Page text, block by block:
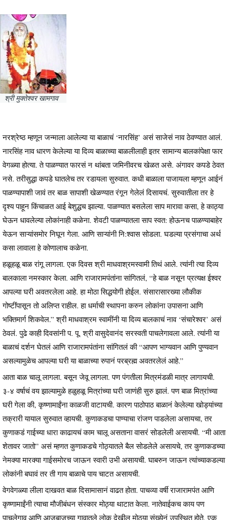
श्री मुक्तेश्वर खामगाव
नरश्रेष्ठ म्हणून जन्माला आलेल्या या बाळाचं ‘नारसिंह’ असं साजेसं नाव ठेवण्यात आलं.
नारसिंह नाव धारण केलेल्या या दिव्य बाळाच्या बाळलीलाही इतर सामान्य बालकांपेक्षा फार
वेगळ्या होत्या. ते पाळण्यात फारसं न थांबता जमिनीवरच खेळत असे. अंगावर कपडे ठेवत
नसे. तरीसुद्धा कपडे घातलेच तर रडायला सुरुवात. कधी बाळाला पाजायला म्हणून आईनं
पाळण्यापाशी जावं तर बाळ सापाशी खेळण्यात रंगून गेलेलं दिसायचं. सुरुवातीला तर हे
दृश्य पाहून किंचाळत आई बेशुद्धच झाल्या. पाळण्यात बसलेला साप मारावा कसा, हे काठ्या
घेऊन धावलेल्या लोकांनाही कळेना. शेवटी पाळण्यातला साप स्वत: होऊनच पाळण्याबाहेर
येऊन साऱ्यांसमोर निघून गेला. आणि साऱ्यांनी नि:श्वास सोडला. घडल्या प्रसंगाचा अर्थ
कसा लावाला हे कोणालाच कळेना.
हळूहळू बाळ रांगू लागला. एक दिवस श्री माधवाश्रमस्वामी तिथं आले. त्यांनी त्या दिव्य
बालकाला नमस्कार केला. आणि राजारामपंतांना सांगितलं, “हे बाळ नसून प्रत्यक्ष ईश्वर
आपल्या घरी अवतरलेला आहे. हा मोठा सिद्धयोगी होईल. संसारासारख्या लौकीक
गोष्टींपासून तो अलिप्त राहील. हा धर्माची स्थापना करुन लोकांना उपासना आणि
भक्तिमार्ग शिकवेल.” श्री माधवाश्रम स्वामींनी या दिव्य बालकाचं नाव ‘संचारेश्वर’ असं
ठेवलं. पुढे काही दिवसांनी प. पू. श्री वासुदेवानंद सरस्वती पाचलेगावला आले. त्यांनी या
बाळाचं दर्शन घेतलं आणि राजारामपंतांना सांगितलं की “आपण भाग्यवान आणि पुण्यवान
असल्यामुळेच आपल्या घरी या बाळाच्या रुपानं परब्रह्म अवतरलेलं आहे.”
आता बाळ चालू लागला. बसून जेवू लागला. पण पंगतीला मित्रमंडळी मात्र लागायची.
३-४ वर्षाचं वय झाल्यामुळे हळुहळू मित्रांच्या घरी जाणंही सुरु झालं. पण बाळ मित्रांच्या
घरी गेला की, कृष्णामाईंना काळजी वाटायची. कारण पाठोपाठ बाळानं केलेल्या खोड्यांच्या
तक्रारी यायाल सुरुवात व्हायची. कुणाकडचा पाण्याचा रांजण पाडलेला असायचा, तर
कुणाकडं गाईच्या धारा काढायचं काम चालू असताना वासरं सोडलेली असायची. “मी आता
शेतावर जातो” असं म्हणत कुणाकडचे गोठ्यातले बैल सोडलेले असायचे, तर कुणाकडच्या
नेमक्या मारक्या गाईसमोरच जाऊन स्वारी उभी असायची. घाबरुन जाऊन त्यांच्याकडल्या
लोकांनी बघावं तर ती गाय बाळाचे पाय चाटत असायची.
वेगवेगळ्या लीला दाखवत बाळ दिसामासानं वाढत होता. पाचव्या वर्षी राजारामपंत आणि
कृष्णामाईंनी त्याचा मौजीबंधन संस्कार मोठ्या थाटात केला. नातेवाईकच काय पण
पाचलेगाव आणि आजूबाजूच्या गावातले लोक देखील मोठ्या संख्येनं उपस्थित होते. एक